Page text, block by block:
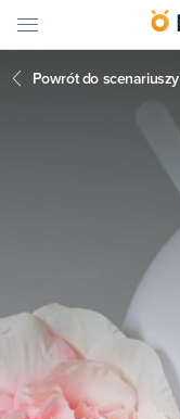
Powrót do scenariuszy